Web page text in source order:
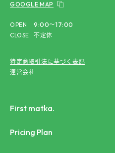
GOOGLE MAP
OPEN
9:00〜17:00
CLOSE
不定休
特定商取引法に基づく表記
運営会社
First matka.
Pricing Plan